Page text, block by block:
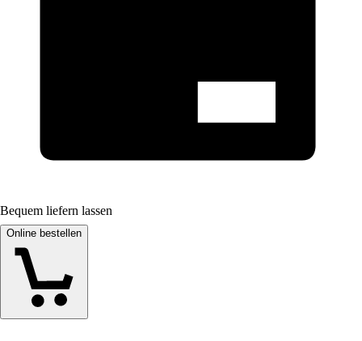
Bequem liefern lassen
Online bestellen